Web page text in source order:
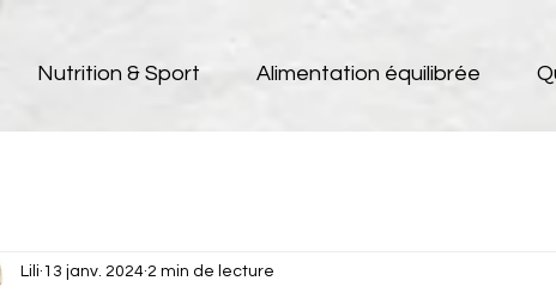
Nutrition & Sport Alimentation équilibrée
Lili 13 janv. 2024 2 min de lecture